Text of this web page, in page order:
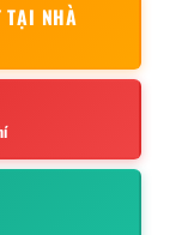
TẠI NHÀ